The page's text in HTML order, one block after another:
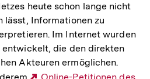
heute schon lange nicht
lässt, Informationen zu
Im Internet wurden
entwickelt, die den direkten
Akteuren ermöglichen.